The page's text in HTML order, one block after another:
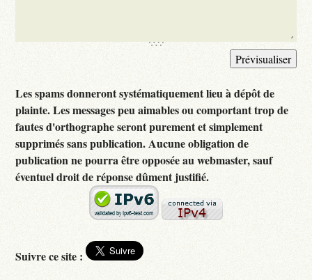
Les spams donneront systématiquement lieu à dépôt de
plainte. Les messages peu aimables ou comportant trop de
fautes d'orthographe seront purement et simplement
supprimés sans publication. Aucune obligation de
publication ne pourra être opposée au webmaster, sauf
éventuel droit de réponse dûment justifié.
Suivre ce site :